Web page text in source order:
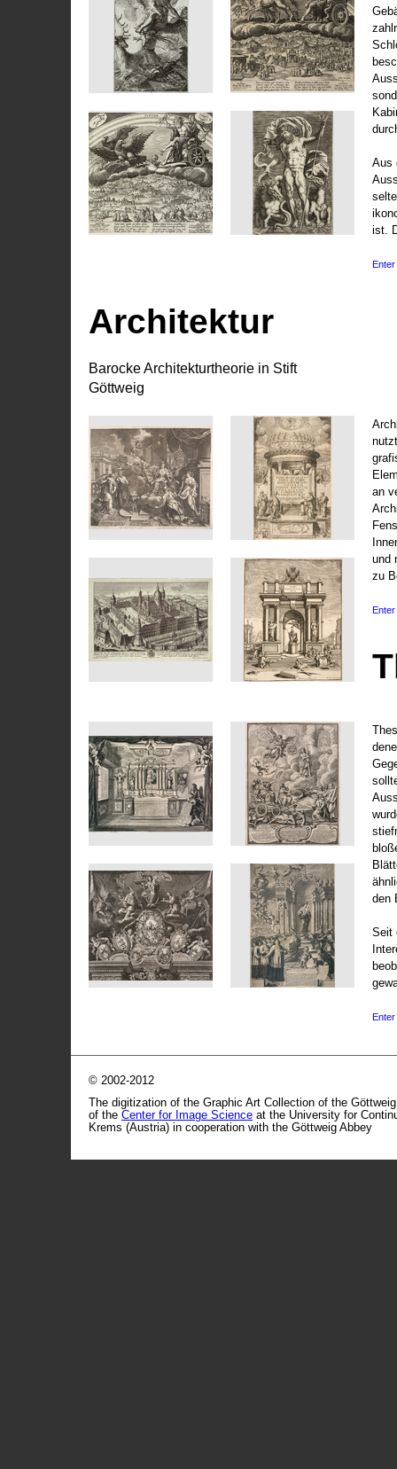
Aus
ist.
Enter
Architektur
Barocke Architekturtheorie in Stift
Göttweig
an
und
zu
Enter
den
Seit
© 2002-2012
The digitization of the Graphic Art Collection of the
of the Center for Image Science at the University for
Krems (Austria) in cooperation with the Göttweig Abbey